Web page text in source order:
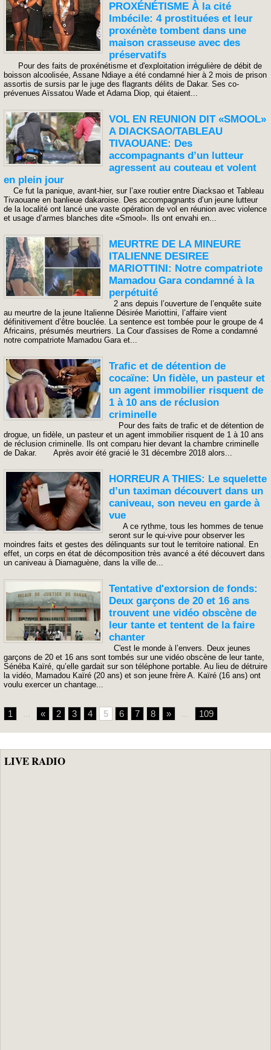
PROXÉNÉTISME À la cité
Imbécile: 4 prostituées et leur
proxénète tombent dans une
maison crasseuse avec des
préservatifs
Pour des faits de proxénétisme et d'exploitation irrégulière de débit de
boisson alcoolisée, Assane Ndiaye a été condamné hier à 2 mois de prison
assortis de sursis par le juge des flagrants délits de Dakar. Ses co-
prévenues Aïssatou Wade et Adama Diop, qui étaient...
VOL EN REUNION DIT «SMOOL»
A DIACKSAO/TABLEAU
TIVAOUANE: Des
accompagnants d’un lutteur
agressent au couteau et volent
en plein jour
Ce fut la panique, avant-hier, sur l’axe routier entre Diacksao et Tableau
Tivaouane en banlieue dakaroise. Des accompagnants d’un jeune lutteur
de la localité ont lancé une vaste opération de vol en réunion avec violence
et usage d’armes blanches dite «Smool». Ils ont envahi en...
MEURTRE DE LA MINEURE
ITALIENNE DESIREE
MARIOTTINI: Notre compatriote
Mamadou Gara condamné à la
perpétuité
2 ans depuis l’ouverture de l’enquête suite
au meurtre de la jeune Italienne Désirée Mariottini, l’affaire vient
définitivement d’être bouclée. La sentence est tombée pour le groupe de 4
Africains, présumés meurtriers. La Cour d'assises de Rome a condamné
notre compatriote Mamadou Gara et...
Trafic et de détention de
cocaïne: Un fidèle, un pasteur et
un agent immobilier risquent de
1 à 10 ans de réclusion
criminelle
Pour des faits de trafic et de détention de
drogue, un fidèle, un pasteur et un agent immobilier risquent de 1 à 10 ans
de réclusion criminelle. Ils ont comparu hier devant la chambre criminelle
de Dakar. Après avoir été gracié le 31 décembre 2018 alors...
HORREUR A THIES: Le squelette
d’un taximan découvert dans un
caniveau, son neveu en garde à
vue
A ce rythme, tous les hommes de tenue
seront sur le qui-vive pour observer les
moindres faits et gestes des délinquants sur tout le territoire national. En
effet, un corps en état de décomposition très avancé a été découvert dans
un caniveau à Diamaguène, dans la ville de...
Tentative d'extorsion de fonds:
Deux garçons de 20 et 16 ans
trouvent une vidéo obscène de
leur tante et tentent de la faire
chanter
C'est le monde à l’envers. Deux jeunes
garçons de 20 et 16 ans sont tombés sur une vidéo obscène de leur tante,
Sénéba Kaïré, qu’elle gardait sur son téléphone portable. Au lieu de détruire
la vidéo, Mamadou Kaïré (20 ans) et son jeune frère A. Kaïré (16 ans) ont
voulu exercer un chantage...
1 « 2 3 4 5 6 7 8 » 109
LIVE RADIO